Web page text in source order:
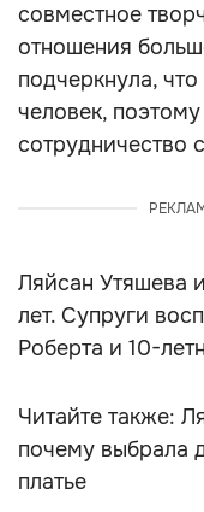
совместное
отношения
подчеркнула,
человек,
сотрудничество
Ляйсан Утяшева
лет. Супруги
Роберта и 10-
Читайте также:
почему выбрала
платье